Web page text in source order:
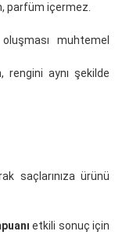
parfüm içermez.
muhtemel
rengini aynı şekilde
saçlarınıza ürünü
etkili sonuç için